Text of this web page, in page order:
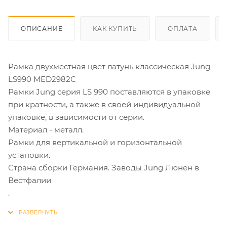
ОПИСАНИЕ КАК КУПИТЬ ОПЛАТА
Рамка двухместная цвет латунь классическая Jung
LS990 MED2982C
Рамки Jung серия LS 990 поставляются в упаковке
при кратности, а также в своей индивидуальной
упаковке, в зависимости от серии.
Материал - металл.
Рамки для вертикальной и горизонтальной
установки.
Страна сборки Германия. Заводы Jung Люнен в
Вестфалии
.